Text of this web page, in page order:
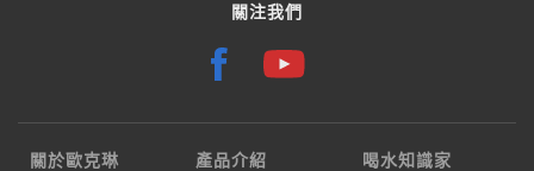
關注我們
關於歐克琳 產品介紹 喝水知識家